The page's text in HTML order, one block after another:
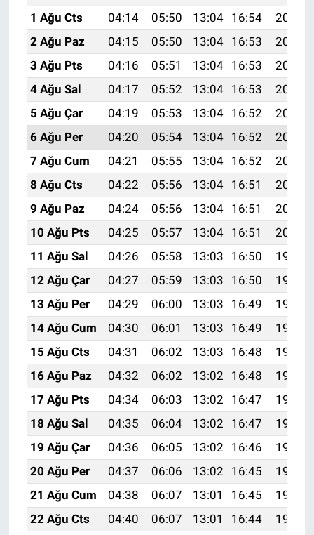
1 Ağu Cts
04:14 05:50 13:04 16:54
20:09
2 Ağu Paz
04:15 05:50 13:04 16:53
20:08
3 Ağu Pts
04:16 05:51 13:04 16:53
20:07
4 Ağu Sal
04:17 05:52 13:04 16:53
20:06
5 Ağu Çar
04:19 05:53 13:04 16:52
20:05
6 Ağu Per
04:20 05:54 13:04 16:52
20:04
7 Ağu Cum
04:21 05:55 13:04 16:52
20:03
8 Ağu Cts
04:22 05:56 13:04 16:51
20:02
9 Ağu Paz
04:24 05:56 13:04 16:51
20:01
10 Ağu Pts
04:25 05:57 13:04 16:51
20:00
11 Ağu Sal
04:26 05:58 13:03 16:50
19:59
12 Ağu Çar
04:27 05:59 13:03 16:50
19:58
13 Ağu Per
04:29 06:00 13:03 16:49
19:56
14 Ağu Cum
04:30 06:01 13:03 16:49
19:55
15 Ağu Cts
04:31 06:02 13:03 16:48
19:54
16 Ağu Paz
04:32 06:02 13:02 16:48
19:53
17 Ağu Pts
04:34 06:03 13:02 16:47
19:51
18 Ağu Sal
04:35 06:04 13:02 16:47
19:50
19 Ağu Çar
04:36 06:05 13:02 16:46
19:49
20 Ağu Per
04:37 06:06 13:02 16:45
19:47
21 Ağu Cum
04:38 06:07 13:01 16:45
19:46
22 Ağu Cts
04:40 06:07 13:01 16:44
19:45